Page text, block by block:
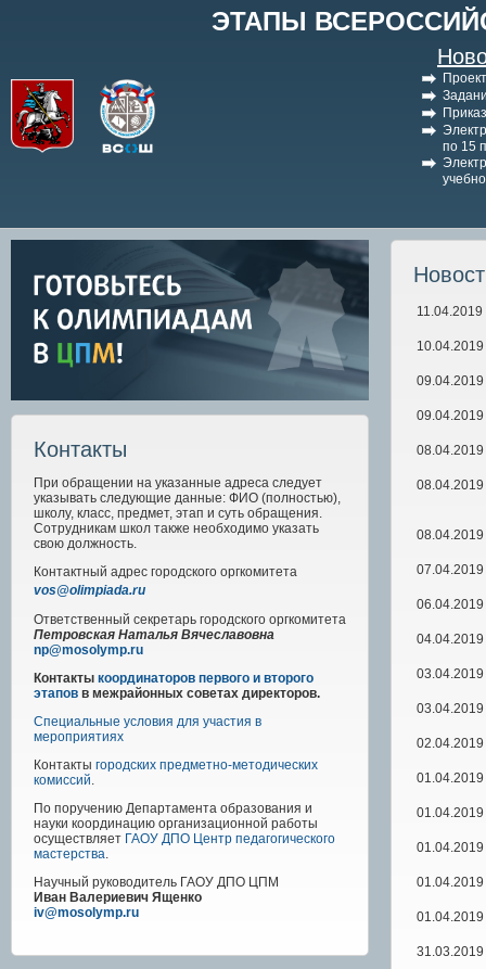
ЭТАПЫ
по 15
Контакты
При обращении на указанные адреса следует
указывать следующие данные: ФИО (полностью),
школу, класс, предмет, этап и суть обращения.
Сотрудникам школ также необходимо указать
свою должность.
Контактный адрес городского оргкомитета
vos@olimpiada.ru
Ответственный секретарь городского оргкомитета
Петровская Наталья Вячеславовна
np@mosolymp.ru
Контакты координаторов первого и второго
этапов в межрайонных советах директоров.
Специальные условия для участия в
мероприятиях
Контакты городских предметно-методических
комиссий.
По поручению Департамента образования и
науки координацию организационной работы
осуществляет ГАОУ ДПО Центр педагогического
мастерства.
Научный руководитель ГАОУ ДПО ЦПМ
Иван Валериевич Ященко
iv@mosolymp.ru
11.04.2019
10.04.2019
09.04.2019
09.04.2019
08.04.2019
08.04.2019
08.04.2019
07.04.2019
06.04.2019
04.04.2019
03.04.2019
03.04.2019
02.04.2019
01.04.2019
01.04.2019
01.04.2019
01.04.2019
01.04.2019
31.03.2019